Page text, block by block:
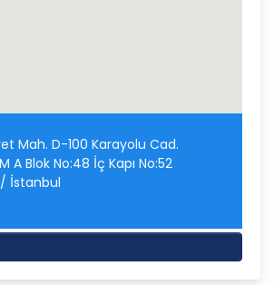
Mah. D-100 Karayolu Cad.
A Blok No:48 İç Kapı No:52
İstanbul